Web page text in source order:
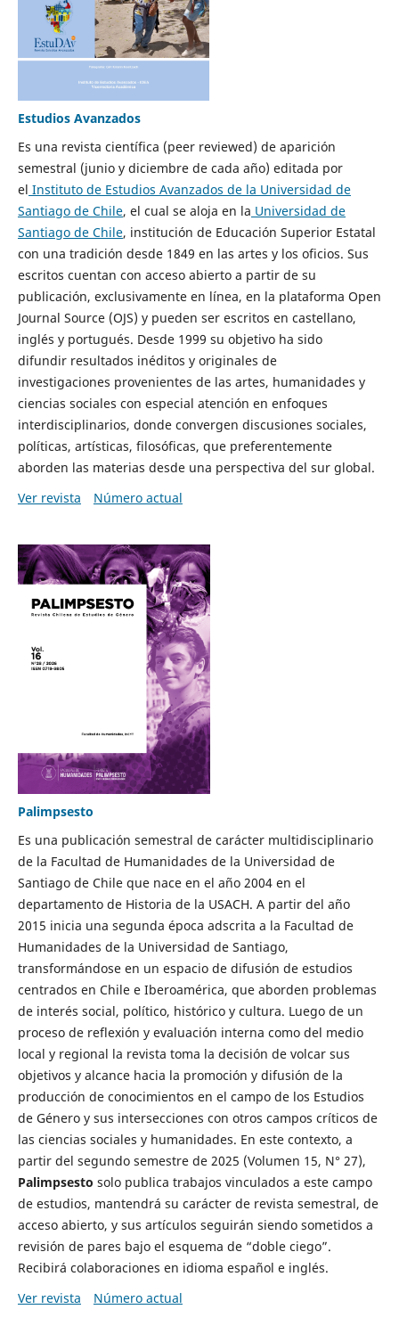
Estudios Avanzados
Es una revista científica (peer reviewed) de aparición
semestral (junio y diciembre de cada año) editada por
el Instituto de Estudios Avanzados de la Universidad de
Santiago de Chile, el cual se aloja en la Universidad de
Santiago de Chile, institución de Educación Superior Estatal
con una tradición desde 1849 en las artes y los oficios. Sus
escritos cuentan con acceso abierto a partir de su
publicación, exclusivamente en línea, en la plataforma Open
Journal Source (OJS) y pueden ser escritos en castellano,
inglés y portugués. Desde 1999 su objetivo ha sido
difundir resultados inéditos y originales de
investigaciones provenientes de las artes, humanidades y
ciencias sociales con especial atención en enfoques
interdisciplinarios, donde convergen discusiones sociales,
políticas, artísticas, filosóficas, que preferentemente
aborden las materias desde una perspectiva del sur global.
Ver revista
Número actual
Palimpsesto
Es una publicación semestral de carácter multidisciplinario
de la Facultad de Humanidades de la Universidad de
Santiago de Chile que nace en el año 2004 en el
departamento de Historia de la USACH. A partir del año
2015 inicia una segunda época adscrita a la Facultad de
Humanidades de la Universidad de Santiago,
transformándose en un espacio de difusión de estudios
centrados en Chile e Iberoamérica, que aborden problemas
de interés social, político, histórico y cultura. Luego de un
proceso de reflexión y evaluación interna como del medio
local y regional la revista toma la decisión de volcar sus
objetivos y alcance hacia la promoción y difusión de la
producción de conocimientos en el campo de los Estudios
de Género y sus intersecciones con otros campos críticos de
las ciencias sociales y humanidades. En este contexto, a
partir del segundo semestre de 2025 (Volumen 15, N° 27),
Palimpsesto solo publica trabajos vinculados a este campo
de estudios, mantendrá su carácter de revista semestral, de
acceso abierto, y sus artículos seguirán siendo sometidos a
revisión de pares bajo el esquema de “doble ciego”.
Recibirá colaboraciones en idioma español e inglés.
Ver revista
Número actual